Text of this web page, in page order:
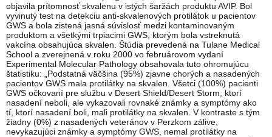
objavila prítomnosť skvalenu v istých šaržách produktu AVIP. Bol
vyvinutý test na detekciu anti-skvalenových protilátok u pacientov
GWS a bola zistená jasná súvislosť medzi kontaminovaným
produktom a všetkými trpiacimi GWS, ktorým bola vstreknutá
vakcína obsahujúca skvalen. Štúdia prevedená na Tulane Medical
School a zverejnená v roku 2000 vo februárovom vydaní
Experimental Molecular Pathology obsahovala tuto ohromujúcu
štatistiku: „Podstatná väčšina (95%) zjavne chorých a nasadených
pacientov GWS mala protilátky na skvalen. Všetci (100%) pacienti
GWS očkovaní pre službu v Desert Shield/Desert Storm, ktorí
nasadení neboli, ale vykazovali rovnaké známky a symptómy ako
tí, ktorí nasadení boli, mali protilátky na skvalen. V kontraste s tým
žiadny (0%) z nasadených veteránov v Perzkom zálive,
nevykazujúci známky a symptómy GWS, nemal protilátky na